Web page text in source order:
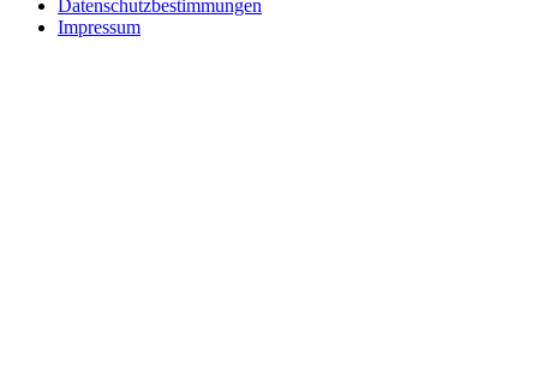
Datenschutzbestimmungen
Impressum